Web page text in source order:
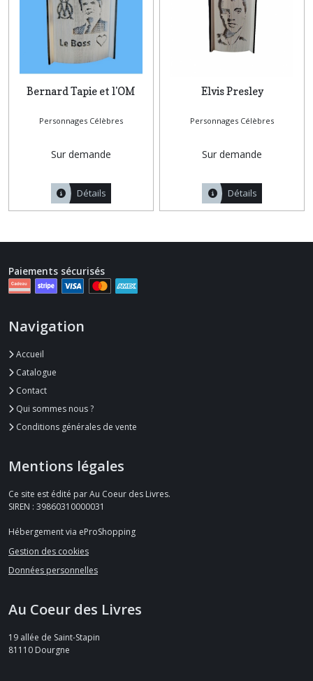
Bernard Tapie et l'OM
Personnages Célèbres
Sur demande
Détails
Elvis Presley
Personnages Célèbres
Sur demande
Détails
Paiements sécurisés
Navigation
Accueil
Catalogue
Contact
Qui sommes nous ?
Conditions générales de vente
Mentions légales
Ce site est édité par Au Coeur des Livres.
SIREN : 39860310000031
Hébergement via eProShopping
Gestion des cookies
Données personnelles
Au Coeur des Livres
19 allée de Saint-Stapin
81110 Dourgne